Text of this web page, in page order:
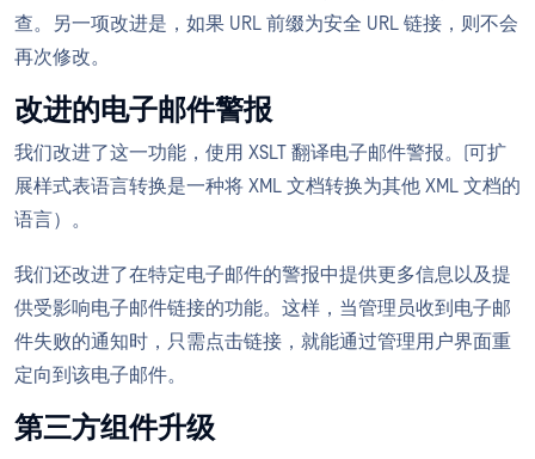
查。另一项改进是，如果 URL 前缀为安全 URL 链接，则不会
再次修改。
改进的电子邮件警报
我们改进了这一功能，使用 XSLT 翻译电子邮件警报。(可扩
展样式表语言转换是一种将 XML 文档转换为其他 XML 文档的
语言）。
我们还改进了在特定电子邮件的警报中提供更多信息以及提
供受影响电子邮件链接的功能。这样，当管理员收到电子邮
件失败的通知时，只需点击链接，就能通过管理用户界面重
定向到该电子邮件。
第三方组件升级